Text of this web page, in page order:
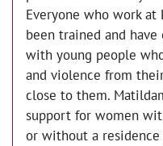
Everyone who work
been trained and
with young people
and violence from
close to them.
support for women
or without a